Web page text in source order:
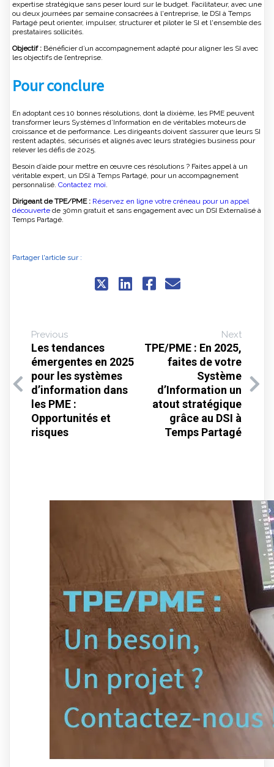
expertise stratégique sans peser lourd sur le budget. Facilitateur, avec une
ou deux journées par semaine consacrées à l'entreprise, le DSI à Temps
Partagé peut orienter, impulser, structurer et piloter le SI et l'ensemble des
prestataires sollicités.
Objectif : Bénéficier d’un accompagnement adapté pour aligner les SI avec
les objectifs de l’entreprise.
Pour conclure
En adoptant ces 10 bonnes résolutions, dont la dixième, les PME peuvent
transformer leurs Systèmes d’Information en de véritables moteurs de
croissance et de performance. Les dirigeants doivent s’assurer que leurs SI
restent adaptés, sécurisés et alignés avec leurs stratégies business pour
relever les défis de 2025.
Besoin d’aide pour mettre en œuvre ces résolutions ? Faites appel à un
véritable expert, un DSI à Temps Partagé, pour un accompagnement
personnalisé. Contactez moi.
Dirigeant de TPE/PME : Réservez en ligne votre créneau pour un appel
découverte de 30mn gratuit et sans engagement avec un DSI Externalisé à
Temps Partagé.
Partager l'article sur :
Previous
Les tendances
émergentes en 2025
pour les systèmes
d’information dans
les PME :
Opportunités et
risques
Next
TPE/PME : En 2025,
faites de votre
Système
d’Information un
atout stratégique
grâce au DSI à
Temps Partagé